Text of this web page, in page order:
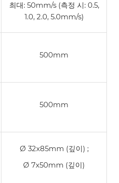
최대: 50mm/s (측정 시: 0.5,
1.0, 2.0, 5.0mm/s)
500mm
500mm
Ø 32x85mm (깊이) ;
Ø 7x50mm (깊이)